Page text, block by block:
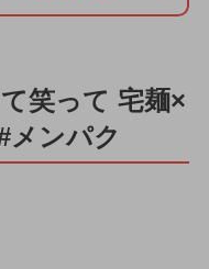
笑って 宅麺×
メンパク